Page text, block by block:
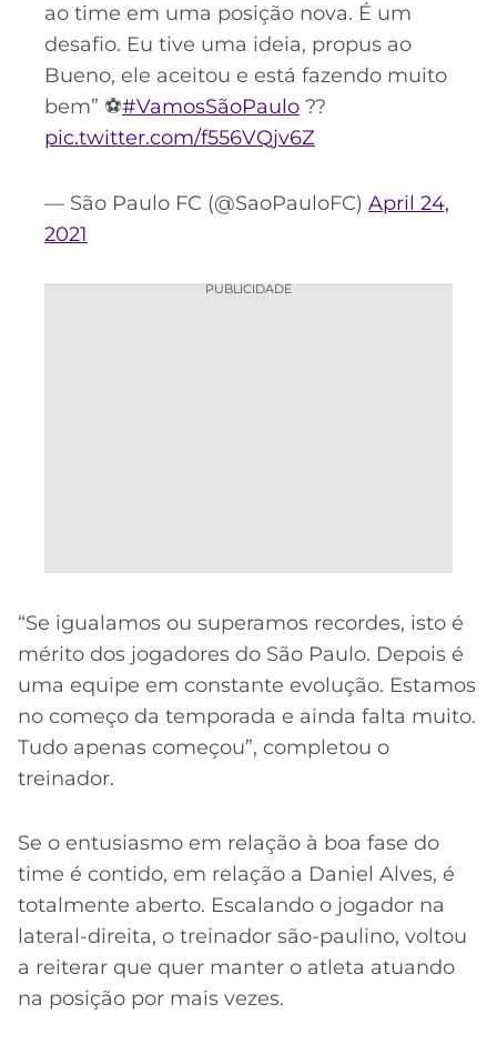
ao time em uma posição nova. É um
desafio. Eu tive uma ideia, propus ao
Bueno, ele aceitou e está fazendo muito
bem” ⚽️#VamosSãoPaulo ??
pic.twitter.com/f556VQjv6Z
— São Paulo FC (@SaoPauloFC) April 24,
2021
PUBLICIDADE
“Se igualamos ou superamos recordes, isto é
mérito dos jogadores do São Paulo. Depois é
uma equipe em constante evolução. Estamos
no começo da temporada e ainda falta muito.
Tudo apenas começou”, completou o
treinador.
Se o entusiasmo em relação à boa fase do
time é contido, em relação a Daniel Alves, é
totalmente aberto. Escalando o jogador na
lateral-direita, o treinador são-paulino, voltou
a reiterar que quer manter o atleta atuando
na posição por mais vezes.